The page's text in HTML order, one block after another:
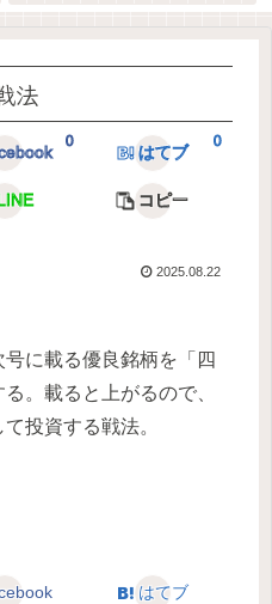
法
0
はてブ
0
コピー
2025.08.22
に載る優良銘柄を「四
。載ると上がるので、
投資する戦法。
はてブ